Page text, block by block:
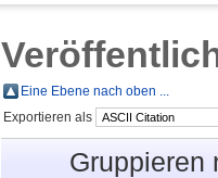
Eine Ebene nach oben ...
Exportieren als